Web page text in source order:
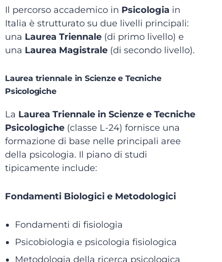
Il percorso accademico in Psicologia in
Italia è strutturato su due livelli principali:
una Laurea Triennale (di primo livello) e
una Laurea Magistrale (di secondo livello).
Laurea triennale in Scienze e Tecniche
Psicologiche
La Laurea Triennale in Scienze e Tecniche
Psicologiche (classe L-24) fornisce una
formazione di base nelle principali aree
della psicologia. Il piano di studi
tipicamente include:
Fondamenti Biologici e Metodologici
Fondamenti di fisiologia
Psicobiologia e psicologia fisiologica
Metodologia della ricerca psicologica